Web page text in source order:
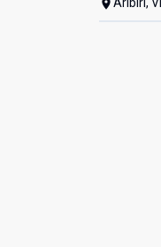
Aribiri,